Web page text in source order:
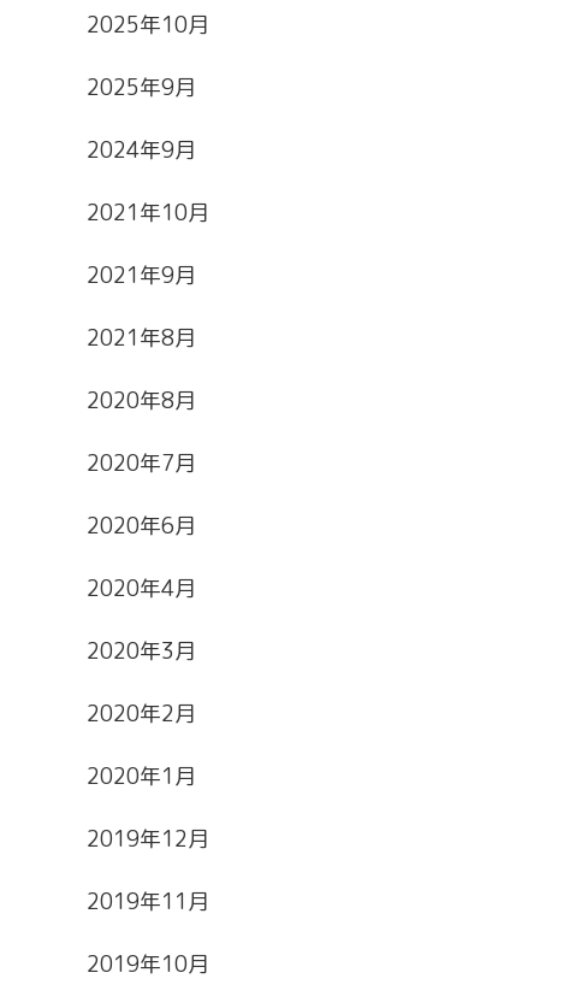
2025年10月
2025年9月
2024年9月
2021年10月
2021年9月
2021年8月
2020年8月
2020年7月
2020年6月
2020年4月
2020年3月
2020年2月
2020年1月
2019年12月
2019年11月
2019年10月